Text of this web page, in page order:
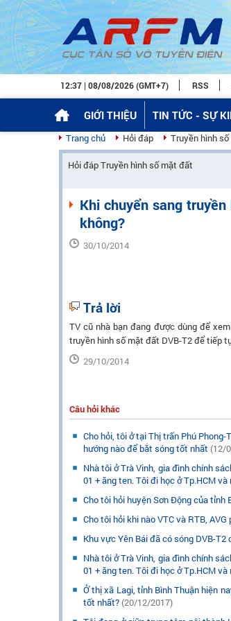
12:37 | 08/08/2026 (GMT+7) RSS
GIỚI THIỆU TIN TỨC - SỰ
Trang chủ Hỏi đáp Truyền hình
Hỏi đáp Truyền hình số mặt đất
Khi chuyển sang
không?
30/10/2014
Trả lời
TV cũ nhà bạn đang được dùng để
truyền hình số mặt đất DVB-T2 để tiếp
29/10/2014
Câu hỏi khác
Cho hỏi, tôi ở tại Thị trấn Phú
hướng nào để bắt sóng tốt nhất (12/
Nhà tôi ở Trà Vinh, gia đình chính
01 + ăng ten. Tôi đi học ở Tp.HCM
Cho tôi hỏi huyện Sơn Động của tỉnh
Cho tôi hỏi khi nào VTC và RTB,
Khu vực Yên Bái đã có sóng DVB-T2
Nhà tôi ở Trà Vinh, gia đình chính
01 + ăng ten. Tôi đi học ở Tp.HCM
Ở thị xã Lagi, tỉnh Bình Thuận hiện
tốt nhất? (20/12/2017)